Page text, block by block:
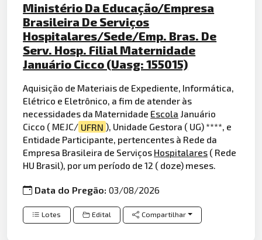
Ministério Da Educação/Empresa
Brasileira De Serviços
Hospitalares/Sede/Emp. Bras. De
Serv. Hosp. Filial Maternidade
Januário Cicco (Uasg: 155015)
Aquisição de Materiais de Expediente, Informática,
Elétrico e Eletrônico, a fim de atender às
necessidades da Maternidade Escola Januário
Cicco ( MEJC/ UFRN ), Unidade Gestora ( UG) ****, e
Entidade Participante, pertencentes à Rede da
Empresa Brasileira de Serviços Hospitalares ( Rede
HU Brasil), por um período de 12 ( doze) meses.
Data do Pregão:03/08/2026
Lotes Edital Compartilhar